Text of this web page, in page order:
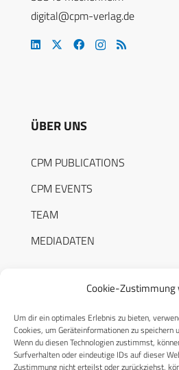
Cookie-Zustimmung
Um dir ein optimales Erlebnis zu bieten,
Cookies, um Geräteinformationen zu speichern
Wenn du diesen Technologien zustimmst,
Surfverhalten oder eindeutige IDs auf dieser
Zustimmung nicht erteilst oder zurückziehst,
digital@cpm-verlag.de
ÜBER UNS
CPM PUBLICATIONS
CPM EVENTS
TEAM
MEDIADATEN
RECHTLICHES
Datenschutzerklärung